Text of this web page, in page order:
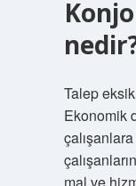
Talep
Ekonomik